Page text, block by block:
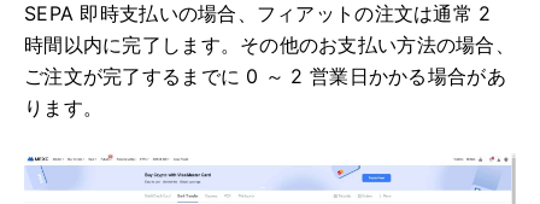
SEPA 即時支払いの場合、フィアットの注文は通常 2
時間以内に完了します。 その他のお支払い方法の場合、
ご注文が完了するまでに 0 ～ 2 営業日かかる場合があ
ります。